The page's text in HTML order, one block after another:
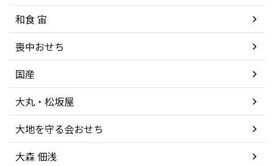
和食 宙
喪中おせち
国産
大丸・松坂屋
大地を守る会おせち
大森 佃浅